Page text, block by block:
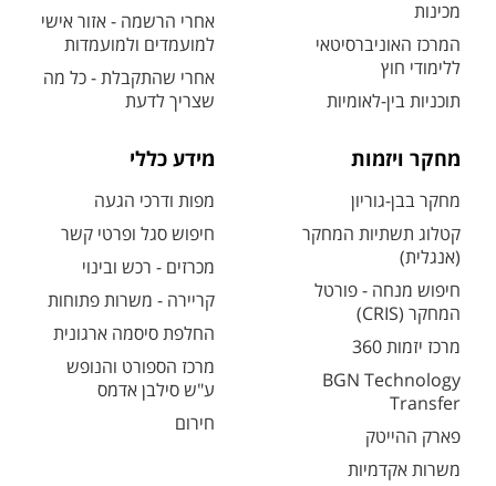
מכינות
המרכז האוניברסיטאי
ללימודי חוץ
תוכניות בין-לאומיות
אחרי הרשמה - אזור אישי
למועמדים ולמועמדות
אחרי שהתקבלת - כל מה
שצריך לדעת
מחקר ויזמות
מחקר בבן-גוריון
קטלוג תשתיות המחקר
(אנגלית)
חיפוש מנחה - פורטל
המחקר (CRIS)
מרכז יזמות 360
BGN Technology
Transfer
פארק ההייטק
משרות אקדמיות
מידע כללי
מפות ודרכי הגעה
חיפוש סגל ופרטי קשר
מכרזים - רכש ובינוי
קריירה - משרות פתוחות
החלפת סיסמה ארגונית
מרכז הספורט והנופש
ע"ש סילבן אדמס
חירום